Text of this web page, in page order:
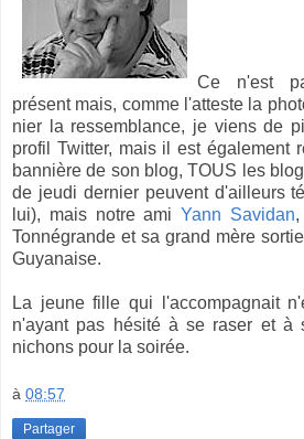
Ce n'est
présent mais, comme l'atteste la
nier la ressemblance, je viens de
profil Twitter, mais il est également
bannière de son blog, TOUS les
de jeudi dernier peuvent d'ailleurs
lui), mais notre ami Yann Savidan
Tonnégrande et sa grand mère
Guyanaise.
La jeune fille qui l'accompagnait
n'ayant pas hésité à se raser et à
nichons pour la soirée.
à 08:57
Partager